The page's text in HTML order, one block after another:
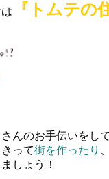
『トムテの
んのお手伝いをし
って街を作ったり 、
しょう！